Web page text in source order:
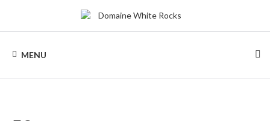
WHITE
ROCKS
de
Chalets
bois
MENU